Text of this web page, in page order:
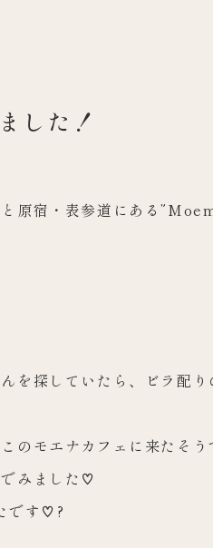
した！
原宿・表参道にある
を探していたら、ビラ配り
のモエナカフェに来たそう
みました♡
です♡?